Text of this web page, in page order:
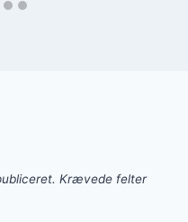
Krævede felter